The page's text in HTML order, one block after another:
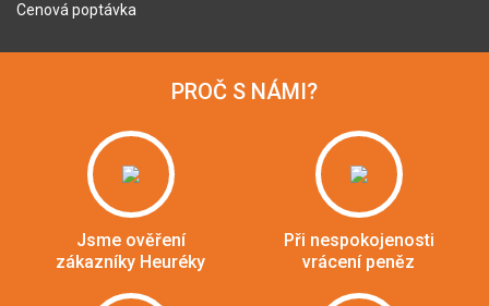
Cenová poptávka
PROČ S NÁMI?
Jsme ověření
zákazníky Heuréky
Při nespokojenosti
vrácení peněz